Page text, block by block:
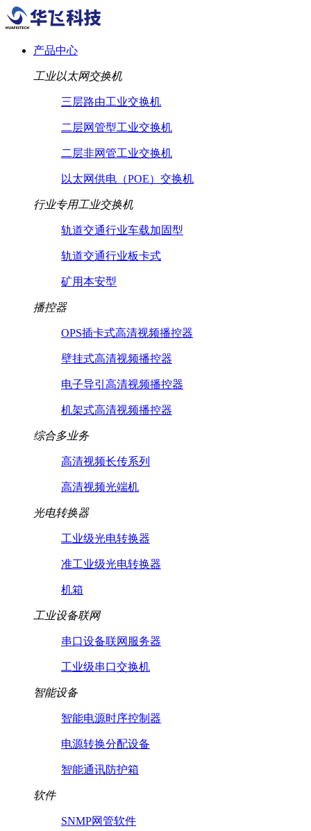
产品中心
工业以太网交换机
三层路由工业交换机
二层网管型工业交换机
二层非网管工业交换机
以太网供电（POE）交换机
行业专用工业交换机
轨道交通行业车载加固型
轨道交通行业板卡式
矿用本安型
播控器
OPS插卡式高清视频播控器
壁挂式高清视频播控器
电子导引高清视频播控器
机架式高清视频播控器
综合多业务
高清视频长传系列
高清视频光端机
光电转换器
工业级光电转换器
准工业级光电转换器
机箱
工业设备联网
串口设备联网服务器
工业级串口交换机
智能设备
智能电源时序控制器
电源转换分配设备
智能通讯防护箱
软件
SNMP网管软件